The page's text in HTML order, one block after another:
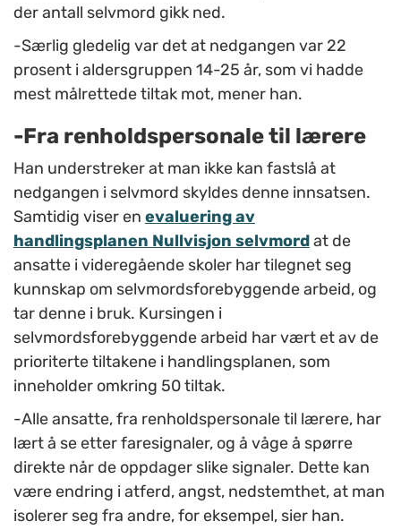
der antall selvmord gikk ned.
-Særlig gledelig var det at nedgangen var 22
prosent i aldersgruppen 14-25 år, som vi hadde
mest målrettede tiltak mot, mener han.
-Fra renholdspersonale til lærere
Han understreker at man ikke kan fastslå at
nedgangen i selvmord skyldes denne innsatsen.
Samtidig viser en evaluering av
handlingsplanen Nullvisjon selvmordat de
ansatte i videregående skoler har tilegnet seg
kunnskap om selvmordsforebyggende arbeid, og
tar denne i bruk. Kursingen i
selvmordsforebyggende arbeid har vært et av de
prioriterte tiltakene i handlingsplanen, som
inneholder omkring 50 tiltak.
-Alle ansatte, fra renholdspersonale til lærere, har
lært å se etter faresignaler, og å våge å spørre
direkte når de oppdager slike signaler. Dette kan
være endring i atferd, angst, nedstemthet, at man
isolerer seg fra andre, for eksempel, sier han.